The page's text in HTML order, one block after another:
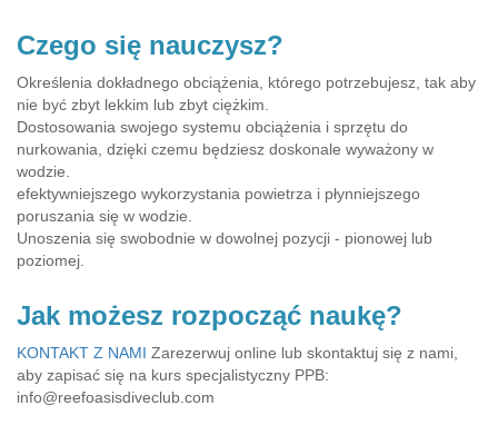
Czego się nauczysz?
Określenia dokładnego obciążenia, którego potrzebujesz, tak aby
nie być zbyt lekkim lub zbyt ciężkim.
Dostosowania swojego systemu obciążenia i sprzętu do
nurkowania, dzięki czemu będziesz doskonale wyważony w
wodzie.
efektywniejszego wykorzystania powietrza i płynniejszego
poruszania się w wodzie.
Unoszenia się swobodnie w dowolnej pozycji - pionowej lub
poziomej.
Jak możesz rozpocząć naukę?
KONTAKT Z NAMI Zarezerwuj online lub skontaktuj się z nami,
aby zapisać się na kurs specjalistyczny PPB:
info@reefoasisdiveclub.com